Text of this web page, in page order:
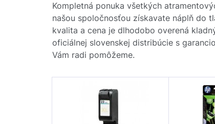
Kompletná ponuka všetkých
našou spoločnosťou získavate náplň do
kvalita a cena je dlhodobo overená
oficiálnej slovenskej distribúcie s
Vám radi pomôžeme.